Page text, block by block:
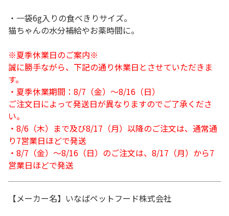
・一袋6g入りの食べきりサイズ。
猫ちゃんの水分補給やお薬時間に。
※夏季休業日のご案内※
誠に勝手ながら、下記の通り休業日とさせていただきま
す。
・夏季休業期間：8/7（金）～8/16（日）
ご注文日によって発送日が異なりますのでご了承くださ
い。
・8/6（木）まで及び8/17（月）以降のご注文は、通常通
り7営業日ほどで発送
・8/7（金）～8/16（日）のご注文は、8/17（月）から7
営業日ほどで発送
【メーカー名】いなばペットフード株式会社